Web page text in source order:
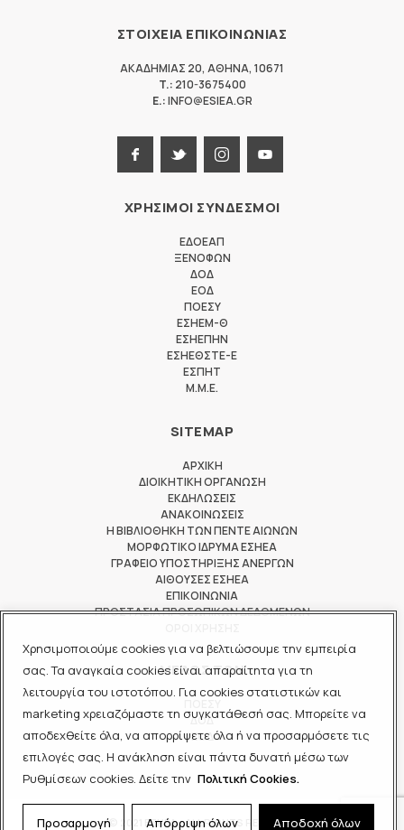
Χρησιμοποιούμε cookies για να βελτιώσουμε την εμπειρία
σας. Τα αναγκαία cookies είναι απαραίτητα για τη
λειτουργία του ιστοτόπου. Για cookies στατιστικών και
marketing χρειαζόμαστε τη συγκατάθεσή σας. Μπορείτε να
αποδεχθείτε όλα, να απορρίψετε όλα ή να προσαρμόσετε τις
επιλογές σας. Η ανάκληση είναι πάντα δυνατή μέσω των
Ρυθμίσεων cookies. Δείτε την Πολιτική Cookies.
Προσαρμογή Απόρριψη όλων Αποδοχή όλων
ΣΤΟΙΧΕΙΑ ΕΠΙΚΟΙΝΩΝΙΑΣ
ΑΚΑΔΗΜΙΑΣ 20, ΑΘΗΝΑ, 10671
T.: 210-3675400
E.:INFO@ESIEA.GR
ΧΡΗΣΙΜΟΙ ΣΥΝΔΕΣΜΟΙ
ΕΔΟΕΑΠ
ΞΕΝΟΦΩΝ
ΔΟΔ
ΕΟΔ
ΠΟΕΣΥ
ΕΣΗΕΜ-Θ
ΕΣΗΕΠΗΝ
ΕΣΗΕΘΣΤΕ-Ε
ΕΣΠΗΤ
M.M.E.
SITEMAP
ΑΡΧΙΚΗ
ΔΙΟΙΚΗΤΙΚΗ ΟΡΓΑΝΩΣΗ
ΕΚΔΗΛΩΣΕΙΣ
ΑΝΑΚΟΙΝΩΣΕΙΣ
Η ΒΙΒΛΙΟΘΗΚΗ ΤΩΝ ΠΕΝΤΕ ΑΙΩΝΩΝ
ΜΟΡΦΩΤΙΚΟ ΙΔΡΥΜΑ ΕΣΗΕΑ
ΓΡΑΦΕΙΟ ΥΠΟΣΤΗΡΙΞΗΣ ΑΝΕΡΓΩΝ
ΑΙΘΟΥΣΕΣ ΕΣΗΕΑ
ΕΠΙΚΟΙΝΩΝΙΑ
ΠΡΟΣΤΑΣΙΑ ΠΡΟΣΩΠΙΚΩΝ ΔΕΔΟΜΕΝΩΝ
ΜΕΛΟΣ ΤΩΝ
ΔΟΔ
ΕΟΔ
© 2021 ΕΣΗΕΑ - ALL RIGHTS RESERVED